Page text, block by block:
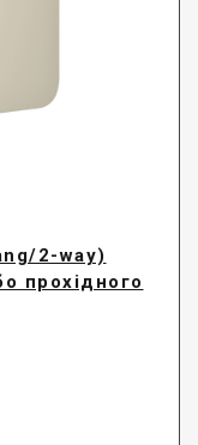
2-way)
прохідного